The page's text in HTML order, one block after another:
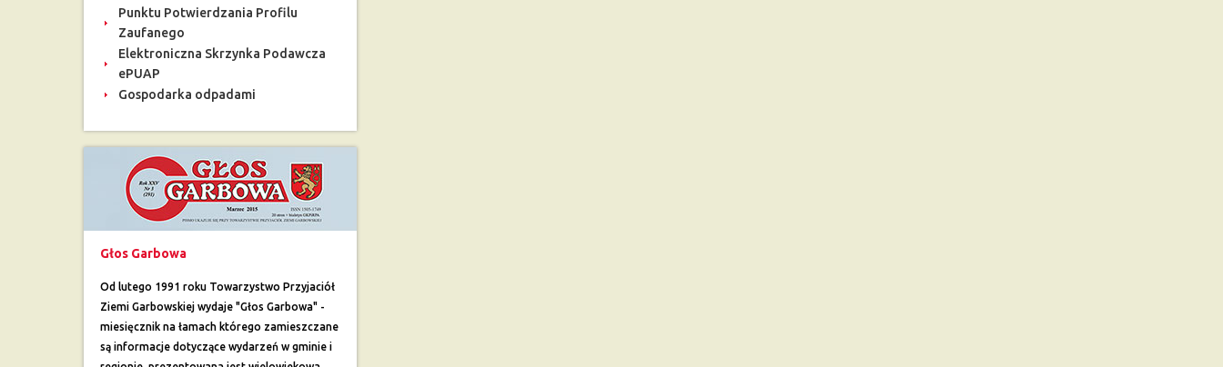
Punktu Potwierdzania Profilu
Zaufanego
Elektroniczna Skrzynka Podawcza
ePUAP
Gospodarka odpadami
Głos Garbowa
Od lutego 1991 roku Towarzystwo Przyjaciół
Ziemi Garbowskiej wydaje "Głos Garbowa" -
miesięcznik na łamach którego zamieszczane
są informacje dotyczące wydarzeń w gminie i